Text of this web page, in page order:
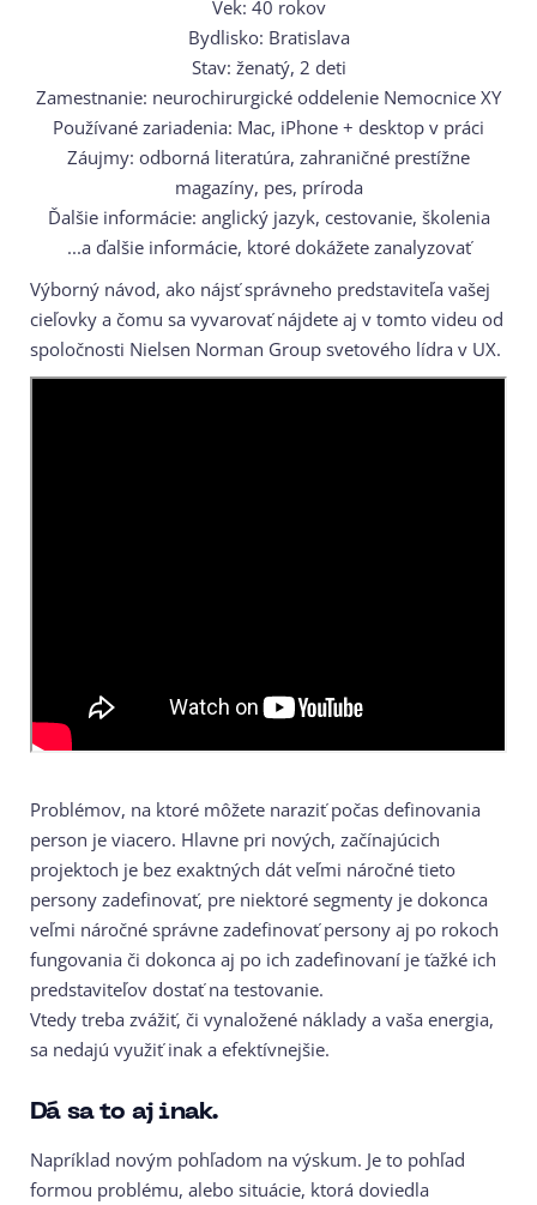
Vek: 40 rokov
Bydlisko: Bratislava
Stav: ženatý, 2 deti
Zamestnanie: neurochirurgické oddelenie Nemocnice XY
Používané zariadenia: Mac, iPhone + desktop v práci
Záujmy: odborná literatúra, zahraničné prestížne
magazíny, pes, príroda
Ďalšie informácie: anglický jazyk, cestovanie, školenia
...a ďalšie informácie, ktoré dokážete zanalyzovať
Výborný návod, ako nájsť správneho predstaviteľa vašej
cieľovky a čomu sa vyvarovať nájdete aj v tomto videu od
spoločnosti Nielsen Norman Group svetového lídra v UX.
Problémov, na ktoré môžete naraziť počas definovania
person je viacero. Hlavne pri nových, začínajúcich
projektoch je bez exaktných dát veľmi náročné tieto
persony zadefinovať, pre niektoré segmenty je dokonca
veľmi náročné správne zadefinovať persony aj po rokoch
fungovania či dokonca aj po ich zadefinovaní je ťažké ich
predstaviteľov dostať na testovanie.
Vtedy treba zvážiť, či vynaložené náklady a vaša energia,
sa nedajú využiť inak a efektívnejšie.
Dá sa to aj inak.
Napríklad novým pohľadom na výskum. Je to pohľad
formou problému, alebo situácie, ktorá doviedla